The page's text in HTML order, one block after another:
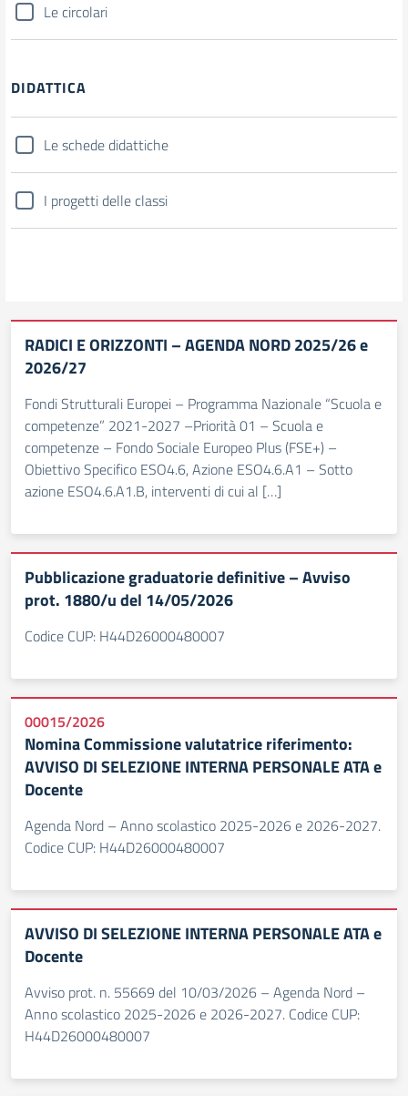
Le circolari
DIDATTICA
Le schede didattiche
I progetti delle classi
RADICI E ORIZZONTI – AGENDA NORD 2025/26 e
2026/27
Fondi Strutturali Europei – Programma Nazionale “Scuola e
competenze” 2021-2027 –Priorità 01 – Scuola e
competenze – Fondo Sociale Europeo Plus (FSE+) –
Obiettivo Specifico ESO4.6, Azione ESO4.6.A1 – Sotto
azione ESO4.6.A1.B, interventi di cui al […]
Pubblicazione graduatorie definitive – Avviso
prot. 1880/u del 14/05/2026
Codice CUP: H44D26000480007
00015/2026
Nomina Commissione valutatrice riferimento:
AVVISO DI SELEZIONE INTERNA PERSONALE ATA e
Docente
Agenda Nord – Anno scolastico 2025-2026 e 2026-2027.
Codice CUP: H44D26000480007
AVVISO DI SELEZIONE INTERNA PERSONALE ATA e
Docente
Avviso prot. n. 55669 del 10/03/2026 – Agenda Nord –
Anno scolastico 2025-2026 e 2026-2027. Codice CUP:
H44D26000480007